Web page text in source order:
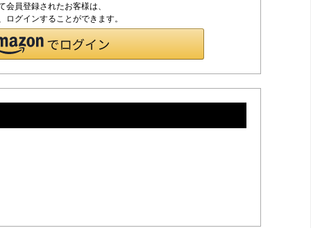
員登録されたお客様は、
グインすることができます。